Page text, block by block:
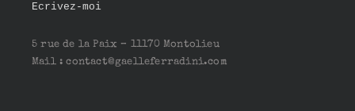
Ecrivez-moi
5 rue de la Paix – 11170 Montolieu
Mail : contact@gaelleferradini.com